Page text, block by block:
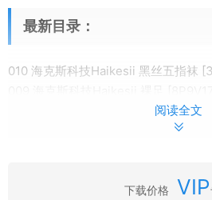
最新目录：
010 海克斯科技Haikesii 黑丝五指袜
008 海克斯科技Haikesii 私人定制 牛
007 海克斯科技Haikesii 私人定制 幻
004 海克斯科技Haikesii 姐姐的裸足
阅读全文
下载价格 VIP